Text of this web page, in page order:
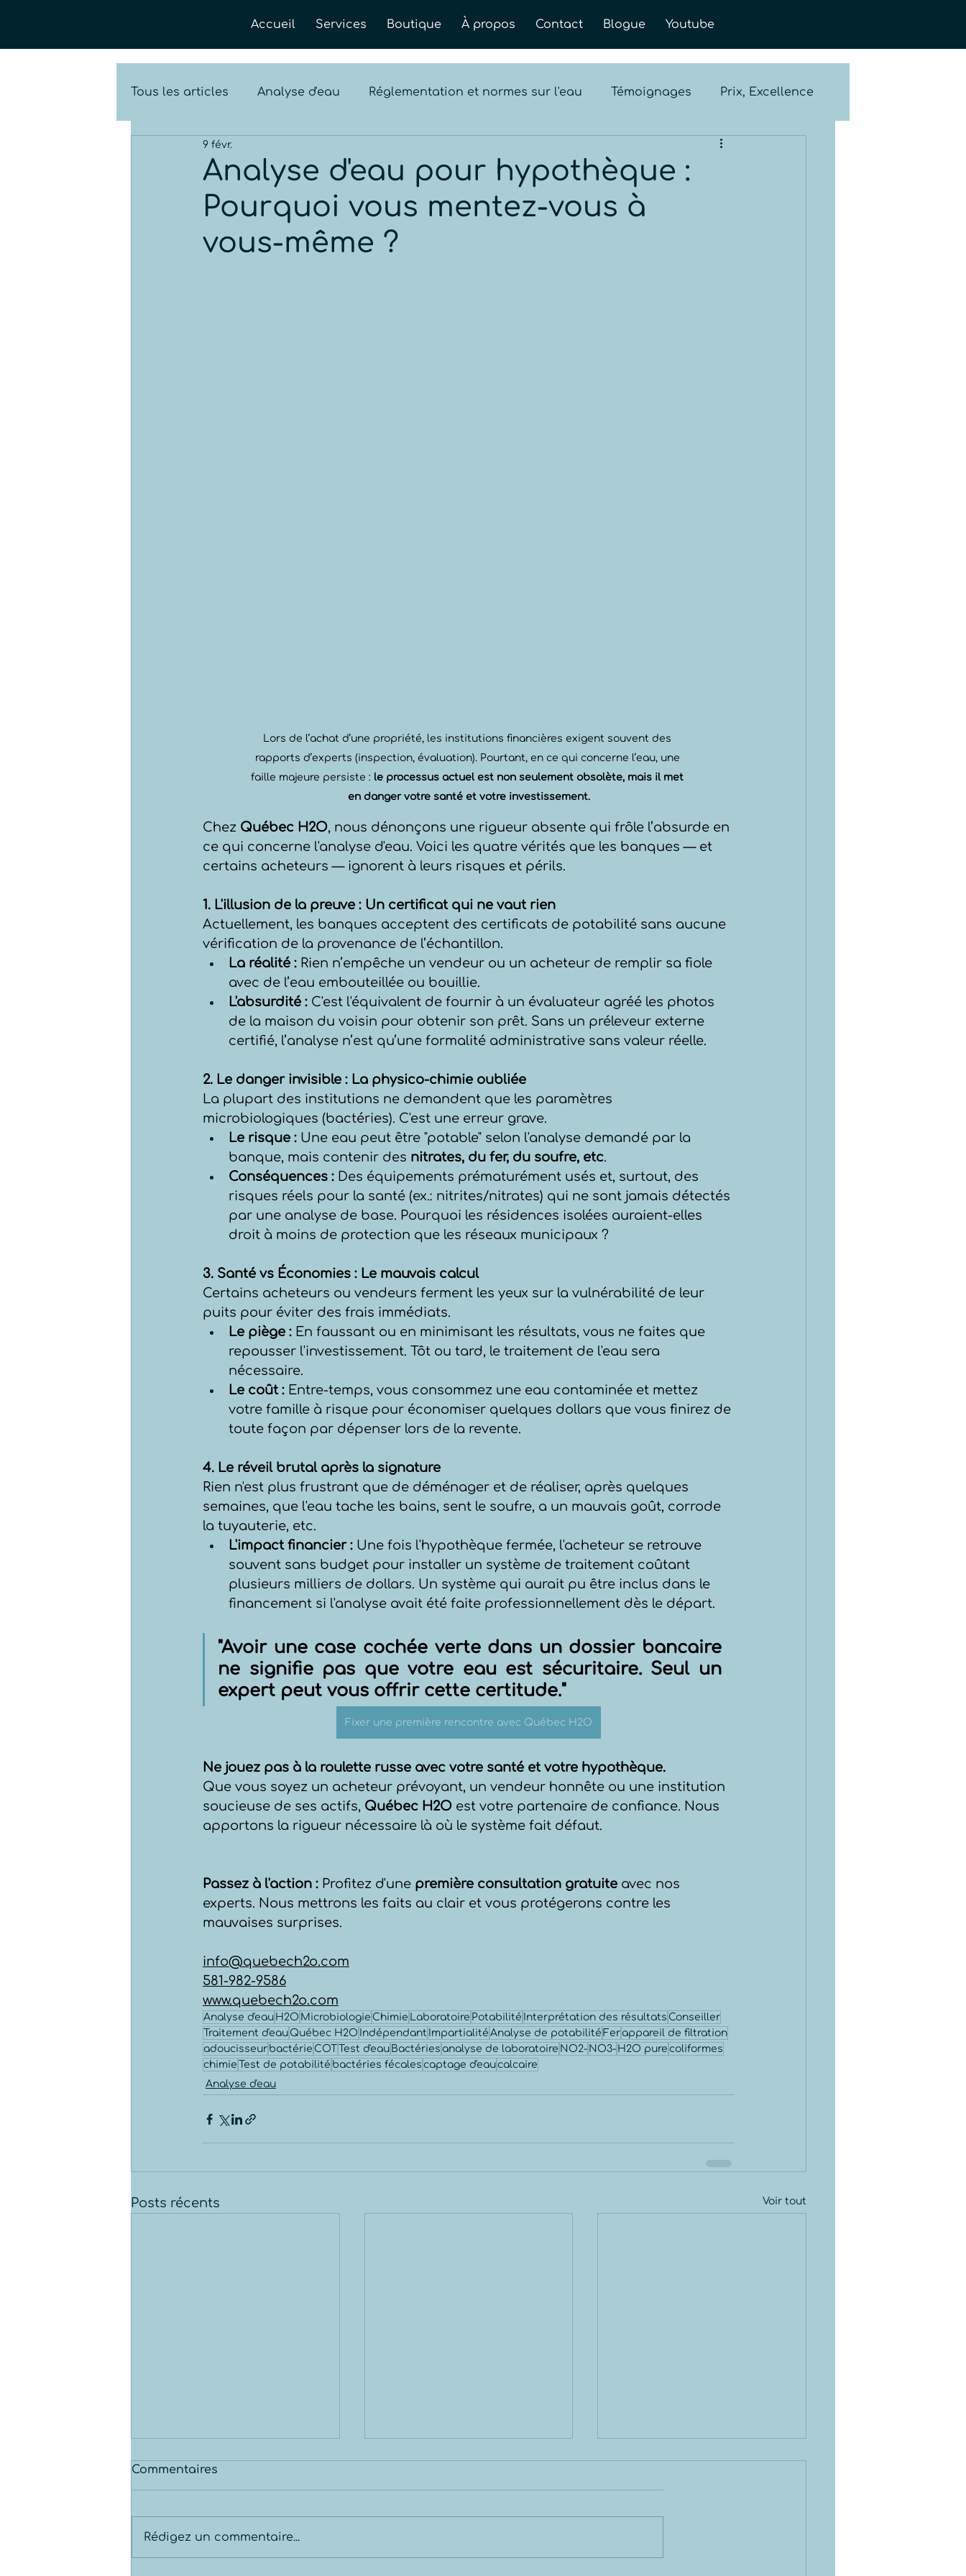
Accueil Services Boutique À propos Contact Blogue Youtube
Tous les articles Analyse d'eau Réglementation et normes sur l'eau Témoignages Prix, Excellence
Analyse d'eau pour hypothèque :
Pourquoi vous mentez-vous à
vous-même ?
9 févr.
Lors de l’achat d’une propriété, les institutions financières exigent souvent des
rapports d’experts (inspection, évaluation). Pourtant, en ce qui concerne l’eau, une
faille majeure persiste : le processus actuel est non seulement obsolète, mais il met
en danger votre santé et votre investissement.
Chez Québec H2O, nous dénonçons une rigueur absente qui frôle l’absurde en
ce qui concerne l'analyse d'eau. Voici les quatre vérités que les banques — et
certains acheteurs — ignorent à leurs risques et périls.
1. L'illusion de la preuve : Un certificat qui ne vaut rien
Actuellement, les banques acceptent des certificats de potabilité sans aucune
vérification de la provenance de l’échantillon.
La réalité : Rien n’empêche un vendeur ou un acheteur de remplir sa fiole
avec de l’eau embouteillée ou bouillie.
L'absurdité : C'est l'équivalent de fournir à un évaluateur agréé les photos
de la maison du voisin pour obtenir son prêt. Sans un préleveur externe
certifié, l’analyse n’est qu’une formalité administrative sans valeur réelle.
2. Le danger invisible : La physico-chimie oubliée
La plupart des institutions ne demandent que les paramètres
microbiologiques (bactéries). C'est une erreur grave.
Le risque : Une eau peut être "potable" selon l'analyse demandé par la
banque, mais contenir des nitrates, du fer, du soufre, etc.
Conséquences : Des équipements prématurément usés et, surtout, des
risques réels pour la santé (ex.: nitrites/nitrates) qui ne sont jamais détectés
par une analyse de base. Pourquoi les résidences isolées auraient-elles
droit à moins de protection que les réseaux municipaux ?
3. Santé vs Économies : Le mauvais calcul
Certains acheteurs ou vendeurs ferment les yeux sur la vulnérabilité de leur
puits pour éviter des frais immédiats.
Le piège : En faussant ou en minimisant les résultats, vous ne faites que
repousser l'investissement. Tôt ou tard, le traitement de l'eau sera
nécessaire.
Le coût : Entre-temps, vous consommez une eau contaminée et mettez
votre famille à risque pour économiser quelques dollars que vous finirez de
toute façon par dépenser lors de la revente.
4. Le réveil brutal après la signature
Rien n'est plus frustrant que de déménager et de réaliser, après quelques
semaines, que l'eau tache les bains, sent le soufre, a un mauvais goût, corrode
la tuyauterie, etc.
L'impact financier : Une fois l'hypothèque fermée, l'acheteur se retrouve
souvent sans budget pour installer un système de traitement coûtant
plusieurs milliers de dollars. Un système qui aurait pu être inclus dans le
financement si l'analyse avait été faite professionnellement dès le départ.
"Avoir une case cochée verte dans un dossier bancaire
ne signifie pas que votre eau est sécuritaire. Seul un
expert peut vous offrir cette certitude."
Fixer une première rencontre avec Québec H2O
Ne jouez pas à la roulette russe avec votre santé et votre hypothèque.
Que vous soyez un acheteur prévoyant, un vendeur honnête ou une institution
soucieuse de ses actifs, Québec H2O est votre partenaire de confiance. Nous
apportons la rigueur nécessaire là où le système fait défaut.
Passez à l'action : Profitez d'une première consultation gratuite avec nos
experts. Nous mettrons les faits au clair et vous protégerons contre les
mauvaises surprises.
info@quebech2o.com
581-982-9586
www.quebech2o.com
Analyse d'eau H2O Microbiologie Chimie Laboratoire Potabilité Interprétation des résultats Conseiller
Traitement d'eau Québec H2O Indépendant Impartialité Analyse de potabilité Fer appareil de filtration
adoucisseur bactérie COT Test d'eau Bactéries analyse de laboratoire NO2- NO3- H2O pure coliformes
chimie Test de potabilité bactéries fécales captage d'eau calcaire
Analyse d'eau
Posts récents Voir tout
Commentaires
Rédigez un commentaire...